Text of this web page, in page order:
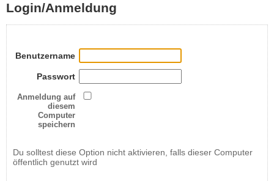
Login/Anmeldung
Benutzername
Passwort
Anmeldung auf
diesem
Computer
speichern
Du solltest diese Option nicht aktivieren, falls dieser Computer
öffentlich genutzt wird